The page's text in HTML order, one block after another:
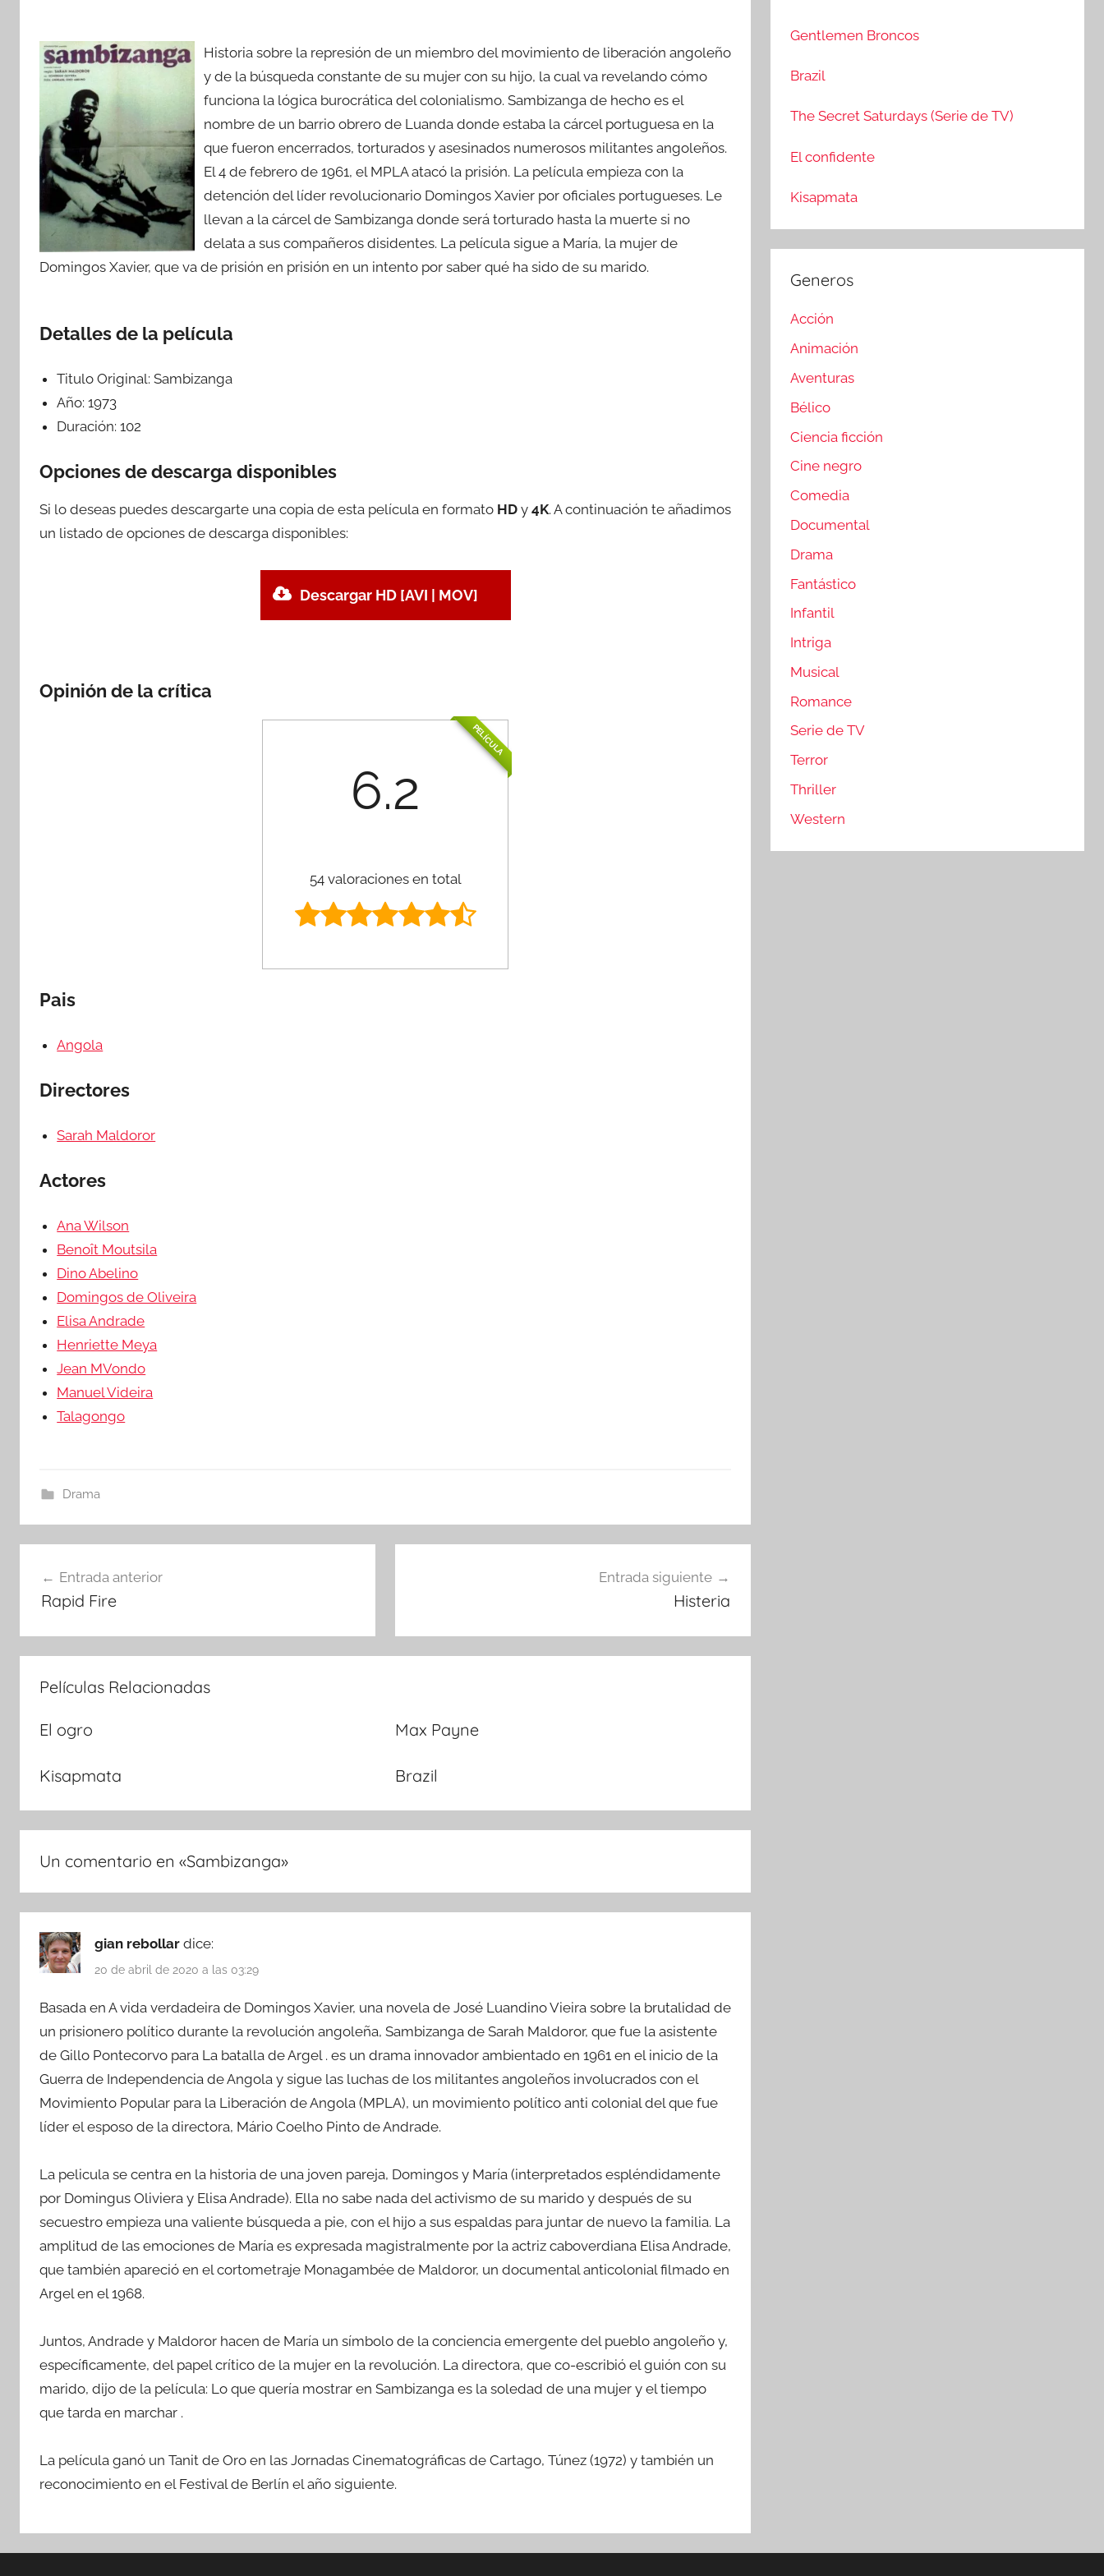
Historia sobre la represión de un miembro del movimiento de liberación angoleño
y de la búsqueda constante de su mujer con su hijo, la cual va revelando cómo
funciona la lógica burocrática del colonialismo. Sambizanga de hecho es el
nombre de un barrio obrero de Luanda donde estaba la cárcel portuguesa en la
que fueron encerrados, torturados y asesinados numerosos militantes angoleños.
El 4 de febrero de 1961, el MPLA atacó la prisión. La película empieza con la
detención del líder revolucionario Domingos Xavier por oficiales portugueses. Le
llevan a la cárcel de Sambizanga donde será torturado hasta la muerte si no
delata a sus compañeros disidentes. La película sigue a María, la mujer de
Domingos Xavier, que va de prisión en prisión en un intento por saber qué ha sido de su marido.
Detalles de la película
Titulo Original:Sambizanga
Año:1973
Duración:102
Opciones de descarga disponibles
Si lo deseas puedes descargarte una copia de esta película en formato HD y 4K. A continuación te añadimos
un listado de opciones de descarga disponibles:
Descargar HD [AVI | MOV]
Opinión de la crítica
PELÍCULA
6.2
54 valoraciones en total
Pais
Angola
Directores
Sarah Maldoror
Actores
Ana Wilson
Benoît Moutsila
Dino Abelino
Domingos de Oliveira
Elisa Andrade
Henriette Meya
Jean MVondo
Manuel Videira
Talagongo
Drama
Navegación
de
entradas
Entrada anterior
Rapid Fire
Entrada siguiente
Histeria
Películas Relacionadas
El ogro Max Payne
Kisapmata Brazil
Un comentario en «Sambizanga»
gian rebollar dice:
20 de abril de 2020 a las 03:29
Basada en A vida verdadeira de Domingos Xavier, una novela de José Luandino Vieira sobre la brutalidad de
un prisionero político durante la revolución angoleña, Sambizanga de Sarah Maldoror, que fue la asistente
de Gillo Pontecorvo para La batalla de Argel . es un drama innovador ambientado en 1961 en el inicio de la
Guerra de Independencia de Angola y sigue las luchas de los militantes angoleños involucrados con el
Movimiento Popular para la Liberación de Angola (MPLA), un movimiento político anti colonial del que fue
líder el esposo de la directora, Mário Coelho Pinto de Andrade.
La pelicula se centra en la historia de una joven pareja, Domingos y María (interpretados espléndidamente
por Domingus Oliviera y Elisa Andrade). Ella no sabe nada del activismo de su marido y después de su
secuestro empieza una valiente búsqueda a pie, con el hijo a sus espaldas para juntar de nuevo la familia. La
amplitud de las emociones de María es expresada magistralmente por la actriz caboverdiana Elisa Andrade,
que también apareció en el cortometraje Monagambée de Maldoror, un documental anticolonial filmado en
Argel en el 1968.
Juntos, Andrade y Maldoror hacen de María un símbolo de la conciencia emergente del pueblo angoleño y,
específicamente, del papel crítico de la mujer en la revolución. La directora, que co-escribió el guión con su
marido, dijo de la película: Lo que quería mostrar en Sambizanga es la soledad de una mujer y el tiempo
que tarda en marchar .
La película ganó un Tanit de Oro en las Jornadas Cinematográficas de Cartago, Túnez (1972) y también un
reconocimiento en el Festival de Berlín el año siguiente.
:Gentlemen Broncos
Brazil
The Secret Saturdays (Serie de TV)
El confidente
Kisapmata
Generos
Acción
Animación
Aventuras
Bélico
Ciencia ficción
Cine negro
Comedia
Documental
Drama
Fantástico
Infantil
Intriga
Musical
Romance
Serie de TV
Terror
Thriller
Western